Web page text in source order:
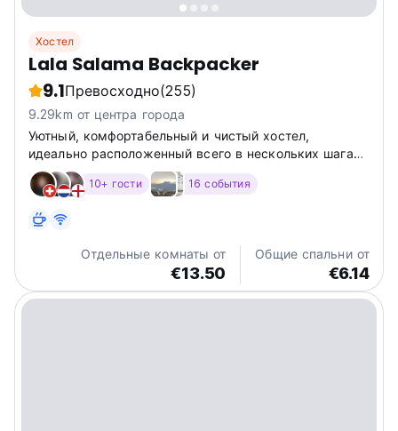
Хостел
Lala Salama Backpacker
9.1Превосходно(255)
9.29km от центра города
Уютный, комфортабельный и чистый хостел,
идеально расположенный всего в нескольких шагах
от пляжа Ментиджи.
10+ гости 16 события
Отдельные комнаты от
€13.50
Общие спальни от
€6.14